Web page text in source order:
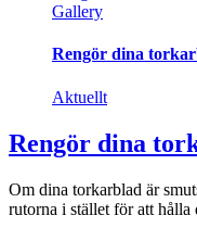
Gallery
Rengör dina
Aktuellt
Rengör dina
Om dina torkarblad är
rutorna i stället för att hålla